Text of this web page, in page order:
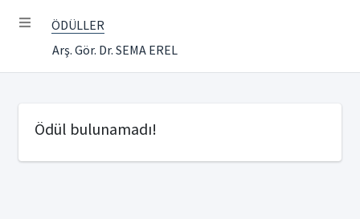
ÖDÜLLER
Arş. Gör. Dr. SEMA EREL
Ödül bulunamadı!